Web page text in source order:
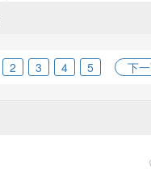
2 3 4 5 下